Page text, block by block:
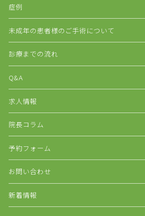
症例
未成年の患者様のご手術について
診療までの流れ
Q&A
求人情報
院長コラム
予約フォーム
お問い合わせ
新着情報